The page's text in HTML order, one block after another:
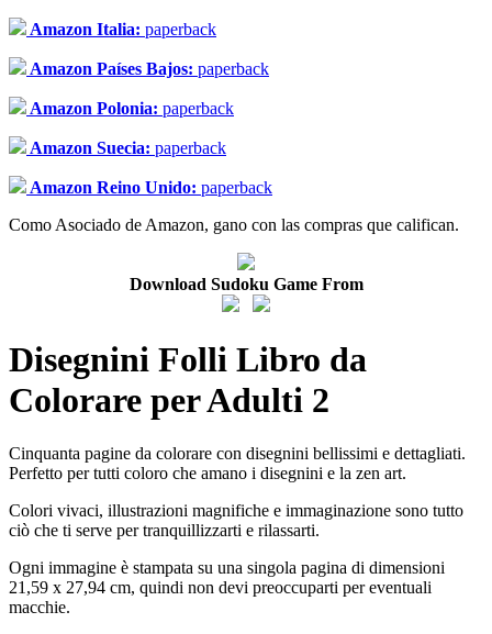
Amazon Italia: paperback
Amazon Países Bajos: paperback
Amazon Polonia: paperback
Amazon Suecia: paperback
Amazon Reino Unido: paperback
Como Asociado de Amazon, gano con las compras que califican.
Download Sudoku Game From
Disegnini Folli Libro da
Colorare per Adulti 2
Cinquanta pagine da colorare con disegnini bellissimi e dettagliati.
Perfetto per tutti coloro che amano i disegnini e la zen art.
Colori vivaci, illustrazioni magnifiche e immaginazione sono tutto
ciò che ti serve per tranquillizzarti e rilassarti.
Ogni immagine è stampata su una singola pagina di dimensioni
21,59 x 27,94 cm, quindi non devi preoccuparti per eventuali
macchie.